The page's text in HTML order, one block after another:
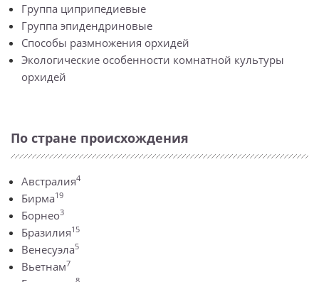
Группа циприпедиевые
Группа эпидендриновые
Способы размножения орхидей
Экологические особенности комнатной культуры
орхидей
По стране происхождения
Австралия4
Бирма19
Борнео3
Бразилия15
Венесуэла5
Вьетнам7